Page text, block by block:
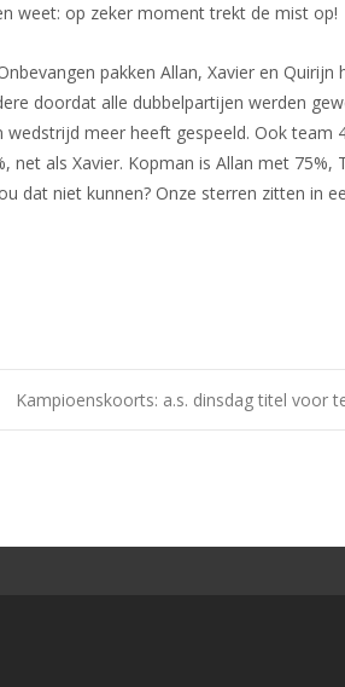
weet: op zeker moment trekt de mist op!
pakken Allan, Xavier en Quirijn
doordat alle dubbelpartijen werden
wedstrijd meer heeft gespeeld. Ook team
als Xavier. Kopman is Allan met 75%,
dat niet kunnen? Onze sterren zitten in
Kampioenskoorts: a.s. dinsdag titel voor